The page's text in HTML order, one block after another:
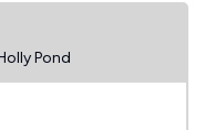
Pond